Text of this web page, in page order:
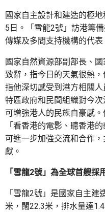
國家自主設計和建造的極
5日。「雪龍2號」訪港籌
傳媒及多間支持機構的代表
國家自然資源部副部長、
致辭，指今日的天氣很熱
指他深切感受到港方相關
特區政府和民間組織對今
可增強港人的民族自豪感
「看香港的電影、聽香港
可進一步加強交流和合作
獻。
「雪龍2號」為全球首艘
「雪龍2號」是國家自主
米，闊22.3米，排水量達